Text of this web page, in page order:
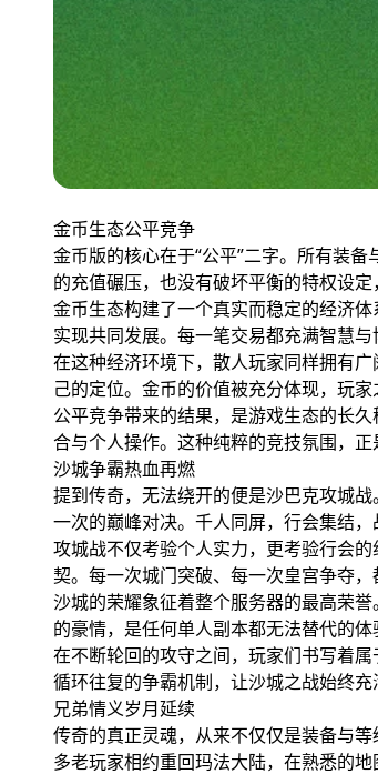
金币生态公平竞争
金币版的核心在于“公平”二字。所有装
的充值碾压，也没有破坏平衡的特权设
金币生态构建了一个真实而稳定的经济
实现共同发展。每一笔交易都充满智慧
在这种经济环境下，散人玩家同样拥有
己的定位。金币的价值被充分体现，玩家
公平竞争带来的结果，是游戏生态的长
合与个人操作。这种纯粹的竞技氛围，
沙城争霸热血再燃
提到传奇，无法绕开的便是沙巴克攻城
一次的巅峰对决。千人同屏，行会集结
攻城战不仅考验个人实力，更考验行会
契。每一次城门突破、每一次皇宫争夺，
沙城的荣耀象征着整个服务器的最高荣
的豪情，是任何单人副本都无法替代的体
在不断轮回的攻守之间，玩家们书写着
循环往复的争霸机制，让沙城之战始终充
兄弟情义岁月延续
传奇的真正灵魂，从来不仅仅是装备与
多老玩家相约重回玛法大陆，在熟悉的地